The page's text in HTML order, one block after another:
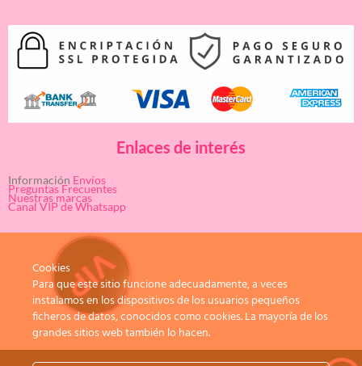
Enlaces de interés
Información Envíos
Preguntas Frecuentes
Nuestras marcas
Canal VIP de Whatsapp
Cookies
Para que este sitio funcione adecuadamente, a veces
instalamos en los dispositivos de los usuarios pequeños
ficheros de datos, conocidos como cookies. La mayoría de los
grandes sitios web también lo hacen.